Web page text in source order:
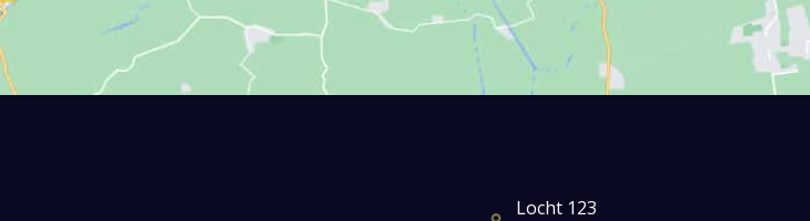
Locht 123